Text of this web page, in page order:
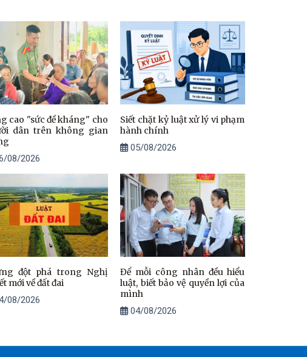
cao "sức đề kháng" cho
dân trên không gian
08/2026
Siết chặt kỷ luật xử lý vi phạm
hành chính
05/08/2026
đột phá trong Nghị
mới về đất đai
08/2026
Để mỗi công nhân đều hiểu
luật, biết bảo vệ quyền lợi của
mình
04/08/2026